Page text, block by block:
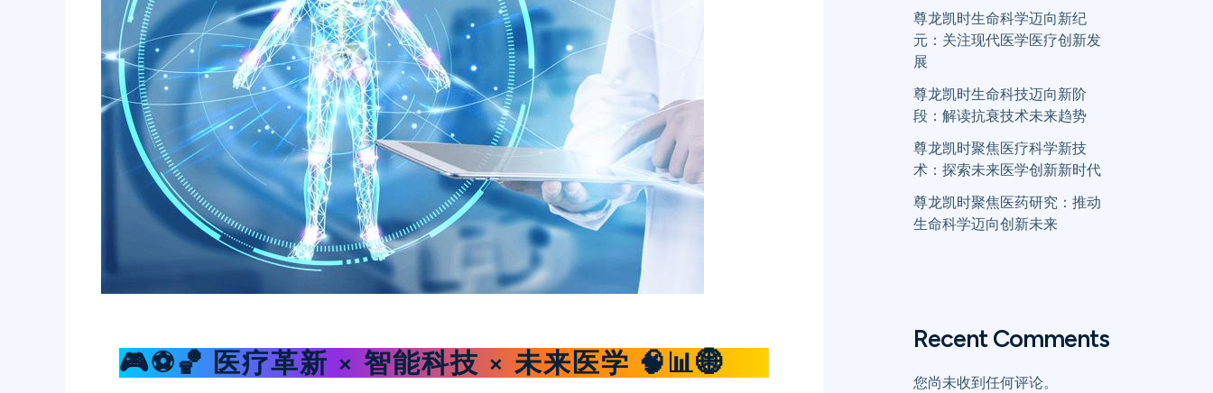
🎮⚽️🏀 医疗革新 × 智能科技 × 未来医学 🧠📊🌐
尊龙凯时生命科学迈向新纪
元：关注现代医学医疗创新发
展
尊龙凯时生命科技迈向新阶
段：解读抗衰技术未来趋势
尊龙凯时聚焦医疗科学新技
术：探索未来医学创新新时代
尊龙凯时聚焦医药研究：推动
生命科学迈向创新未来
Recent Comments
您尚未收到任何评论。